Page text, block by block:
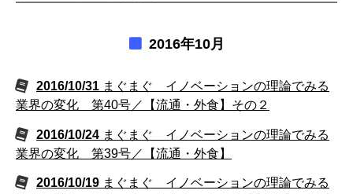
2016年10月
2016/10/31 まぐまぐ イノベーションの理論でみる
業界の変化 第40号／【流通・外食】その２
2016/10/24 まぐまぐ イノベーションの理論でみる
業界の変化 第39号／【流通・外食】
2016/10/19 まぐまぐ イノベーションの理論でみる